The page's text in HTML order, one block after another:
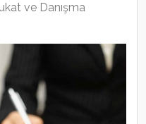
ve Danışma